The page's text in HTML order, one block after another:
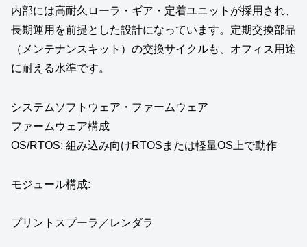
内部には高耐久ローラ・ギア・定着ユニットが採用され、
長期運用を前提とした設計になっています。定期交換部品
（メンテナンスキット）の交換サイクルも、オフィス用途
に耐える水準です。
システムソフトウェア・ファームウェア
ファームウェア構成
OS/RTOS: 組み込み向けRTOSまたは軽量OS上で動作
モジュール構成:
プリントスプーラ／レンダラ